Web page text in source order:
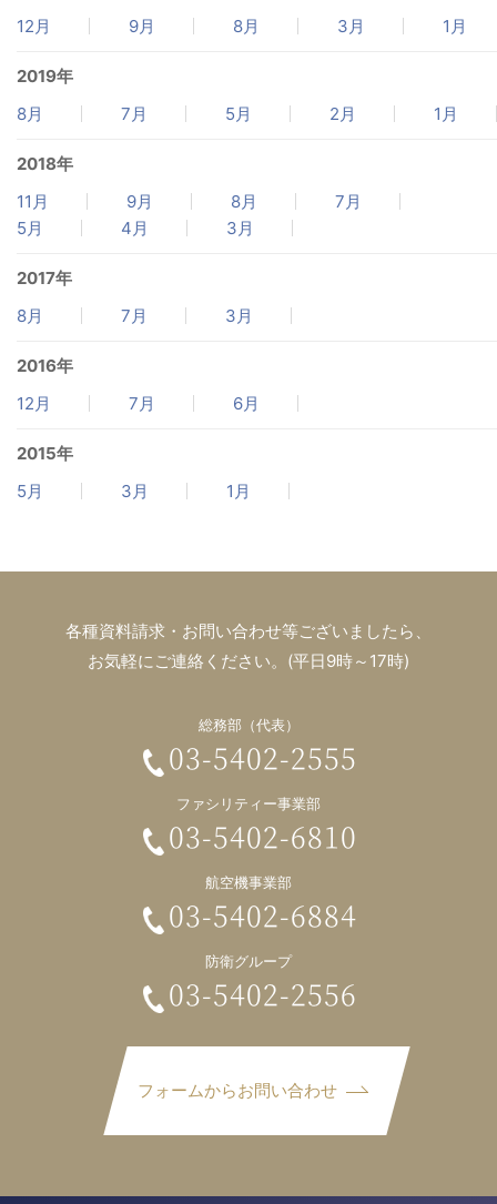
12月
9月 8月 3月 1月
2019年
8月
7月 5月 2月 1月
2018年
11月
9月 8月
7月
5月
4月 3月
2017年
8月
7月 3月
2016年
12月
7月 6月
2015年
5月
3月 1月
各種資料請求・お問い合わせ等ございましたら、
お気軽にご連絡ください。(平日9時～17時)
フォームからお問い合わせ
総務部（代表）
03-5402-2555
ファシリティー事業部
03-5402-6810
航空機事業部
03-5402-6884
防衛グループ
03-5402-2556